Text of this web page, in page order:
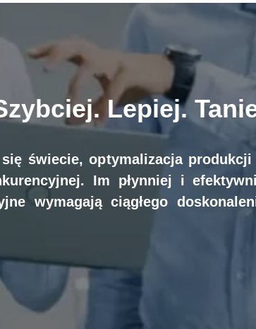
Lepiej.
świecie, optymalizacja
Im płynniej i
wymagają ciągłego